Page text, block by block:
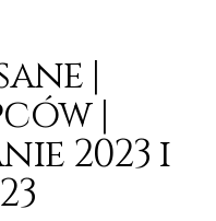
|
|
2023 i